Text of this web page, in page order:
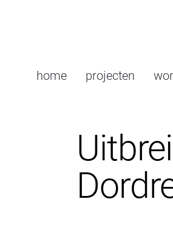
home projecten